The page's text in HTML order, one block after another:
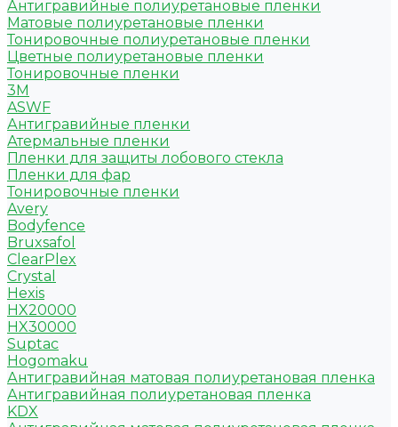
Антигравийные полиуретановые пленки
Матовые полиуретановые пленки
Тонировочные полиуретановые пленки
Цветные полиуретановые пленки
Тонировочные пленки
3M
ASWF
Антигравийные пленки
Атермальные пленки
Пленки для защиты лобового стекла
Пленки для фар
Тонировочные пленки
Avery
Bodyfence
Bruxsafol
ClearPlex
Crystal
Hexis
HX20000
HX30000
Suptac
Hogomaku
Антигравийная матовая полиуретановая пленка
Антигравийная полиуретановая пленка
KDX